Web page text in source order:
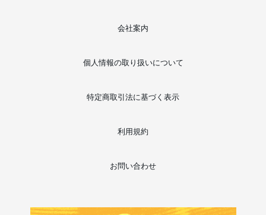
会社案内
個人情報の取り扱いについて
特定商取引法に基づく表示
利用規約
お問い合わせ